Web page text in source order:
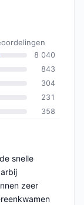
8 040
843
304
231
358
snelle
zeer